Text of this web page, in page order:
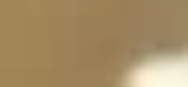
y luego unirse en uno